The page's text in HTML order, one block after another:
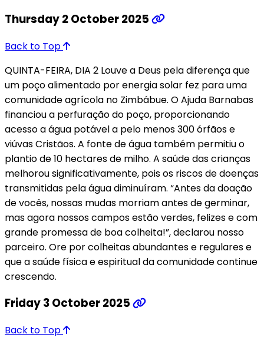
Thursday 2 October 2025
Back to Top
QUINTA-FEIRA, DIA 2 Louve a Deus pela diferença que
um poço alimentado por energia solar fez para uma
comunidade agrícola no Zimbábue. O Ajuda Barnabas
financiou a perfuração do poço, proporcionando
acesso a água potável a pelo menos 300 órfãos e
viúvas Cristãos. A fonte de água também permitiu o
plantio de 10 hectares de milho. A saúde das crianças
melhorou significativamente, pois os riscos de doenças
transmitidas pela água diminuíram. “Antes da doação
de vocês, nossas mudas morriam antes de germinar,
mas agora nossos campos estão verdes, felizes e com
grande promessa de boa colheita!”, declarou nosso
parceiro. Ore por colheitas abundantes e regulares e
que a saúde física e espiritual da comunidade continue
crescendo.
Friday 3 October 2025
Back to Top